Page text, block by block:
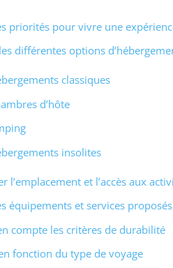
priorités pour vivre une
différentes options
classiques
d’hôte
insolites
l’emplacement et l’accès aux
équipements et services proposés
compte les critères de durabilité
fonction du type de voyage